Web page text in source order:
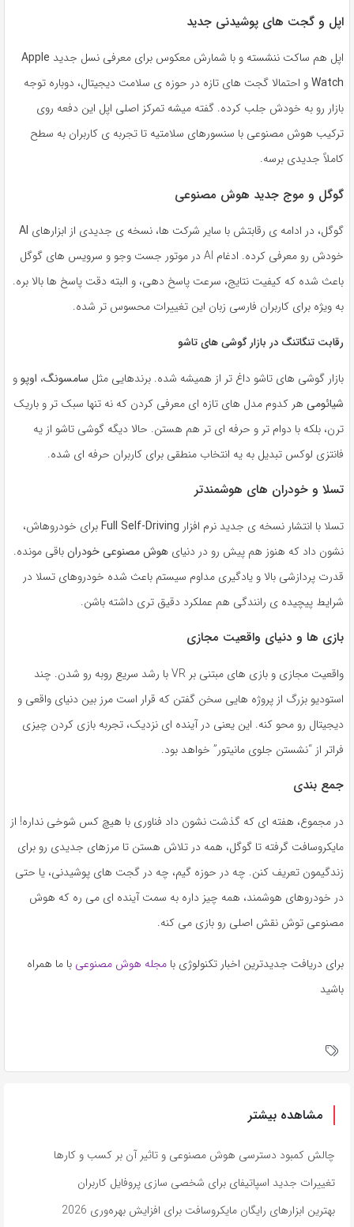
اپل و گجت های پوشیدنی جدید
اپل هم ساکت ننشسته و با شمارش معکوس برای معرفی نسل جدید Apple
Watchو احتمالا گجت های تازه در حوزه ی سلامت دیجیتال، دوباره توجه
بازار رو به خودش جلب کرده. گفته میشه تمرکز اصلی اپل این دفعه روی
ترکیب هوش مصنوعی با سنسورهای سلامتیه تا تجربه ی کاربران به سطح
کاملاً جدیدی برسه.
گوگل و موج جدید هوش مصنوعی
گوگل، در ادامه ی رقابتش با سایر شرکت ها، نسخه ی جدیدی از ابزارهای AI
خودش رو معرفی کرده. ادغام AI در موتور جست وجو و سرویس های گوگل
باعث شده که کیفیت نتایج، سرعت پاسخ دهی، و البته دقت پاسخ ها بالا بره.
به ویژه برای کاربران فارسی زبان این تغییرات محسوس تر شده.
رقابت تنگاتنگ در بازار گوشی های تاشو
بازار گوشی های تاشو داغ تر از همیشه شده. برندهایی مثل سامسونگ، اوپوو
شیائومی هر کدوم مدل های تازه ای معرفی کردن که نه تنها سبک تر و باریک
ترن، بلکه با دوام تر و حرفه ای تر هم هستن. حالا دیگه گوشی تاشو از یه
فانتزی لوکس تبدیل به یه انتخاب منطقی برای کاربران حرفه ای شده.
تسلا و خودران های هوشمندتر
تسلا با انتشار نسخه ی جدید نرم افزار Full Self-Drivingبرای خودروهاش،
نشون داد که هنوز هم پیش رو در دنیای هوش مصنوعی خودرانباقی مونده.
قدرت پردازشی بالا و یادگیری مداوم سیستم باعث شده خودروهای تسلا در
شرایط پیچیده ی رانندگی هم عملکرد دقیق تری داشته باشن.
بازی ها و دنیای واقعیت مجازی
واقعیت مجازی و بازی های مبتنی بر VR با رشد سریع روبه رو شدن. چند
استودیو بزرگ از پروژه هایی سخن گفتن که قرار است مرز بین دنیای واقعی و
دیجیتال رو محو کنه. این یعنی در آینده ای نزدیک، تجربه بازی کردن چیزی
فراتر از “نشستن جلوی مانیتور” خواهد بود.
جمع بندی
در مجموع، هفته ای که گذشت نشون داد فناوری با هیچ کس شوخی نداره! از
مایکروسافت گرفته تا گوگل، همه در تلاش هستن تا مرزهای جدیدی رو برای
زندگیمون تعریف کنن. چه در حوزه گیم، چه در گجت های پوشیدنی، یا حتی
در خودروهای هوشمند، همه چیز داره به سمت آینده ای می ره که هوش
مصنوعی توش نقش اصلی رو بازی می کنه.
برای دریافت جدیدترین اخبار تکنولوژی با مجله هوش مصنوعی با ما همراه
باشید
مشاهده بیشتر
چالش کمبود دسترسی هوش مصنوعی و تاثیر آن بر کسب و کارها
تغییرات جدید اسپاتیفای برای شخصی سازی پروفایل کاربران
بهترین ابزارهای رایگان مایکروسافت برای افزایش بهره‌وری 2026